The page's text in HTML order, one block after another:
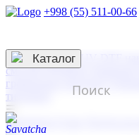
+998 (55) 511-00-66
3D гравировка
смолой (Doming)
гравировка твердая
тиснение
☰
Контакты
Каталог